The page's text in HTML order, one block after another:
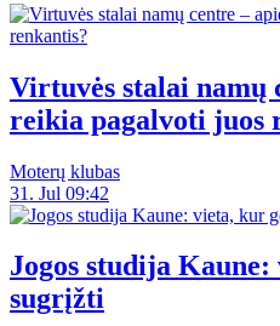
Virtuvės stalai namų
reikia pagalvoti juos
Moterų klubas
31. Jul 09:42
Jogos studija
sugrįžti